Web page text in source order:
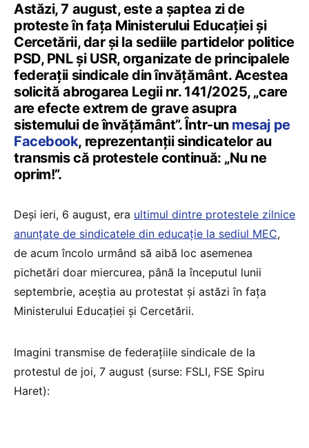
Astăzi, 7 august, este a șaptea zi de
proteste în fața Ministerului Educației și
Cercetării, dar și la sediile partidelor politice
PSD, PNL și USR, organizate de principalele
federații sindicale din învățământ. Acestea
solicită abrogarea Legii nr. 141/2025, „care
are efecte extrem de grave asupra
sistemului de învățământ”. Într-un mesaj pe
Facebook, reprezentanții sindicatelor au
transmis că protestele continuă: „Nu ne
oprim!”.
Deși ieri, 6 august, era ultimul dintre protestele zilnice
anunțate de sindicatele din educație la sediul MEC,
de acum încolo urmând să aibă loc asemenea
pichetări doar miercurea, până la începutul lunii
septembrie, aceștia au protestat și astăzi în fața
Ministerului Educației și Cercetării.
Imagini transmise de federațiile sindicale de la
protestul de joi, 7 august (surse: FSLI, FSE Spiru
Haret):